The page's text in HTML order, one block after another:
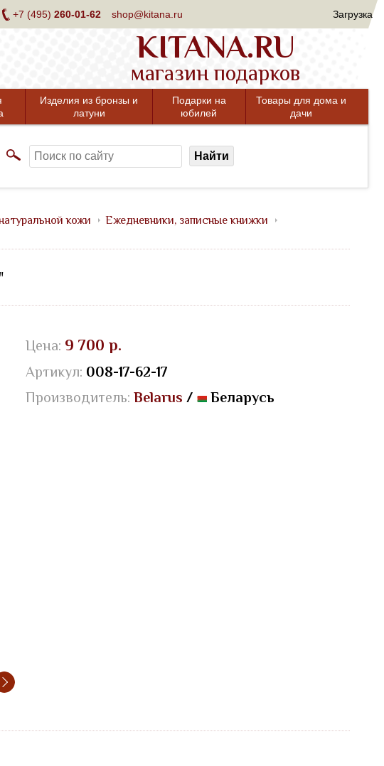
+7 (495) 260-01-62 shop@kitana.ru Загрузка
KITANA.RU
магазин подарков
Изделия из бронзы и
латуни
Подарки на
юбилей
Товары для дома и
дачи
Найти
кожи
Ежедневники, записные книжки
Цена: 9 700 р.
Артикул: 008-17-62-17
Производитель: Belarus / Беларусь